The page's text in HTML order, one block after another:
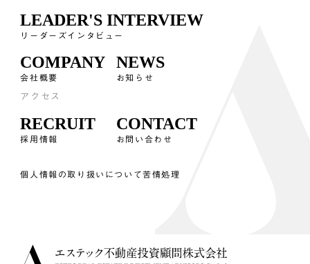
LEADER'S INTERVIEW
リーダーズインタビュー
COMPANY
会社概要
アクセス
NEWS
お知らせ
RECRUIT
採用情報
CONTACT
お問い合わせ
個人情報の取り扱いについて苦情処理